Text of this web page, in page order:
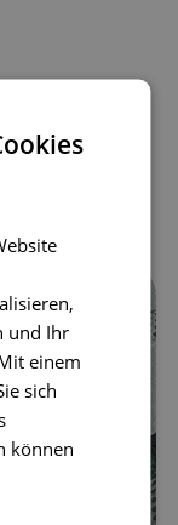
und Ihr
einem
sich
können